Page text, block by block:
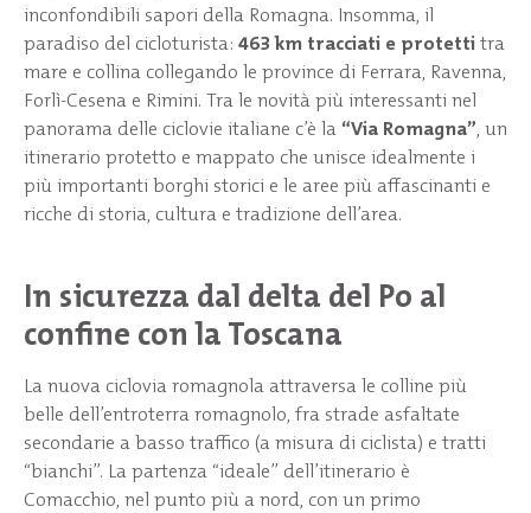
inconfondibili sapori della Romagna. Insomma, il
paradiso del cicloturista: 463 km tracciati e protettitra
mare e collina collegando le province di Ferrara, Ravenna,
Forlì-Cesena e Rimini. Tra le novità più interessanti nel
panorama delle ciclovie italiane c’è la“Via Romagna”, un
itinerario protetto e mappato che unisce idealmente i
più importanti borghi storici e le aree più affascinanti e
ricche di storia, cultura e tradizione dell’area.
In sicurezza dal delta del Po al
confine con la Toscana
La nuova ciclovia romagnola attraversa le colline più
belle dell’entroterra romagnolo, fra strade asfaltate
secondarie a basso traffico (a misura di ciclista) e tratti
“bianchi”. La partenza “ideale” dell’itinerario è
Comacchio, nel punto più a nord, con un primo